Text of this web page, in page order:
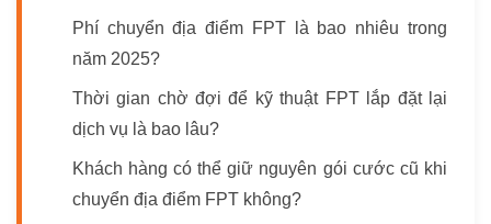
Phí chuyển địa điểm FPT là bao nhiêu trong
năm 2025?
Thời gian chờ đợi để kỹ thuật FPT lắp đặt lại
dịch vụ là bao lâu?
Khách hàng có thể giữ nguyên gói cước cũ khi
chuyển địa điểm FPT không?